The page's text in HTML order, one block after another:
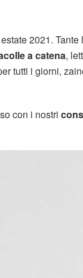
2021. Tante
a catena,
tutti i giorni,
con i nostri